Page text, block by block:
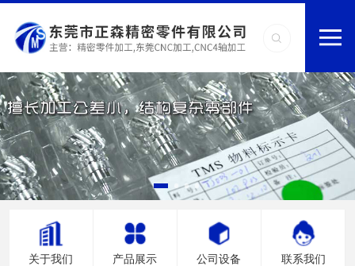
关于我们 产品展示 公司设备 联系我们